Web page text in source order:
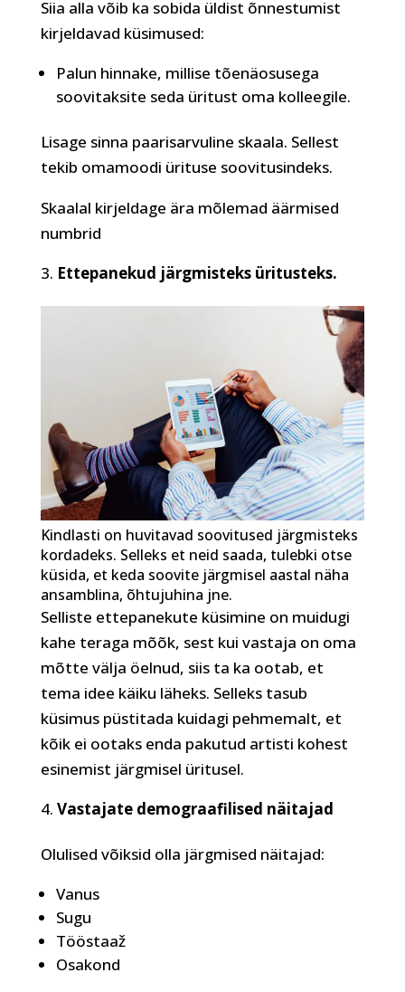
Siia alla võib ka sobida üldist õnnestumist
kirjeldavad küsimused:
Palun hinnake, millise tõenäosusega
soovitaksite seda üritust oma kolleegile.
Lisage sinna paarisarvuline skaala. Sellest
tekib omamoodi ürituse soovitusindeks.
Skaalal kirjeldage ära mõlemad äärmised
numbrid
Ettepanekud järgmisteks üritusteks.
Kindlasti on huvitavad soovitused järgmisteks
kordadeks. Selleks et neid saada, tulebki otse
küsida, et keda soovite järgmisel aastal näha
ansamblina, õhtujuhina jne.
Selliste ettepanekute küsimine on muidugi
kahe teraga mõõk, sest kui vastaja on oma
mõtte välja öelnud, siis ta ka ootab, et
tema idee käiku läheks. Selleks tasub
küsimus püstitada kuidagi pehmemalt, et
kõik ei ootaks enda pakutud artisti kohest
esinemist järgmisel üritusel.
Vastajate demograafilised näitajad
Olulised võiksid olla järgmised näitajad:
Vanus
Sugu
Tööstaaž
Osakond